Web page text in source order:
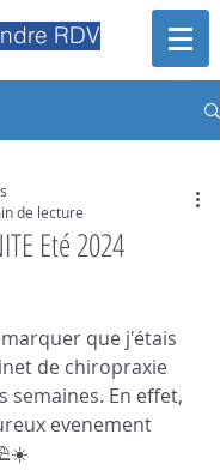
RDV
Eté 2024
de lecture
que j'étais
de chiropraxie
semaines. En effet,
evenement